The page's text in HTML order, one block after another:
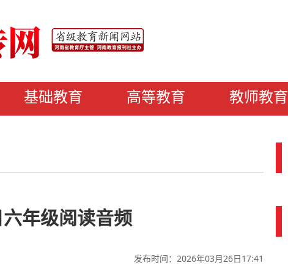
基础教育 高等教育 教师教育
年级阅读音频
发布时间：2026年03月26日17:41